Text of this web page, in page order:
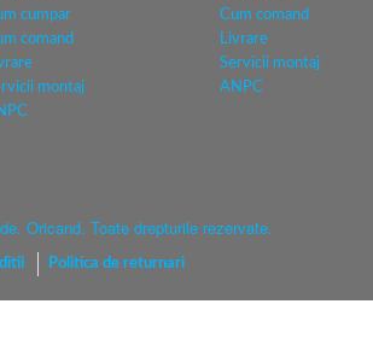
cumpar
comand
montaj
Cum comand
Livrare
Servicii montaj
ANPC
Oricand. Toate drepturile rezervate.
Politica de returnari